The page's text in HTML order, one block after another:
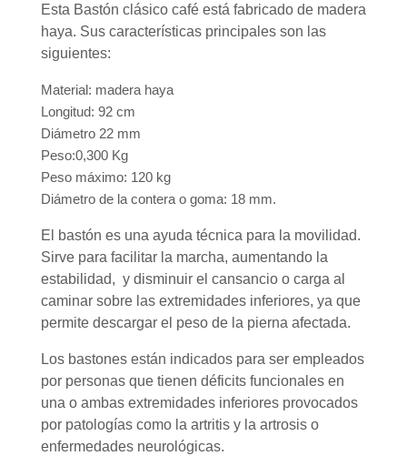
Esta Bastón clásico café está fabricado de madera
haya. Sus características principales son las
siguientes:
Material: madera haya
Longitud: 92 cm
Diámetro 22 mm
Peso:0,300 Kg
Peso máximo: 120 kg
Diámetro de la contera o goma: 18 mm.
El bastón es una ayuda técnica para la movilidad.
Sirve para facilitar la marcha, aumentando la
estabilidad, y disminuir el cansancio o carga al
caminar sobre las extremidades inferiores, ya que
permite descargar el peso de la pierna afectada.
Los bastones están indicados para ser empleados
por personas que tienen déficits funcionales en
una o ambas extremidades inferiores provocados
por patologías como la artritis y la artrosis o
enfermedades neurológicas.